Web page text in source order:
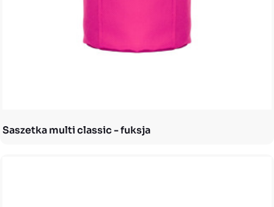
Saszetka multi classic - fuksja